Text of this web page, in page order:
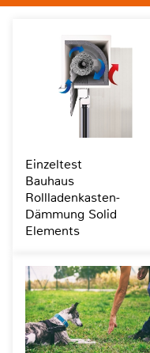
Einzeltest
Bauhaus
Rollladenkasten-
Dämmung Solid
Elements